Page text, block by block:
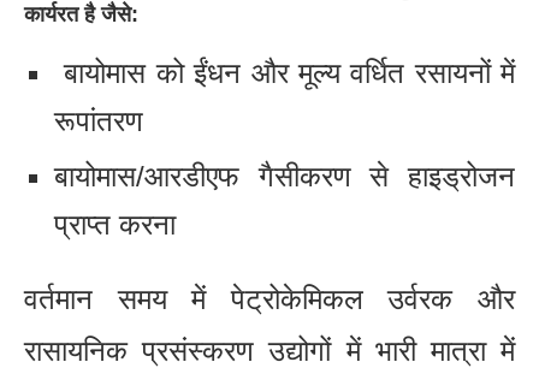
कार्यरत है जैसे:
बायोमास को ईंधन और मूल्य वर्धित रसायनों में
रूपांतरण
बायोमास/आरडीएफ गैसीकरण से हाइड्रोजन
प्राप्त करना
वर्तमान समय में पेट्रोकेमिकल उर्वरक और
रासायनिक प्रसंस्करण उद्योगों में भारी मात्रा में